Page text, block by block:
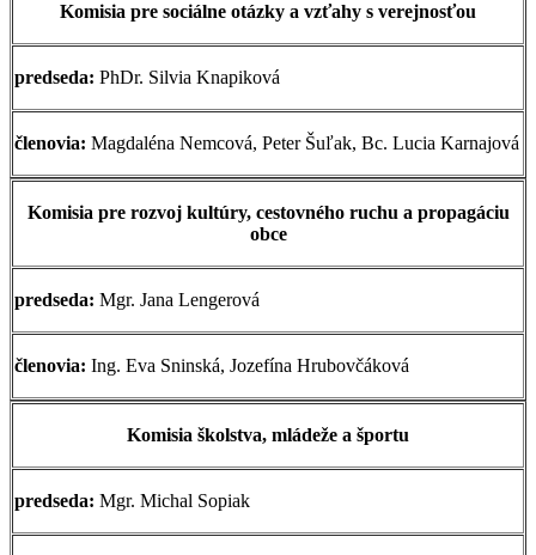
Komisia pre sociálne otázky a vzťahy s verejnosťou
predseda: PhDr. Silvia Knapiková
členovia: Magdaléna Nemcová, Peter Šuľak, Bc. Lucia Karnajová
Komisia pre rozvoj kultúry, cestovného ruchu a propagáciu
obce
predseda: Mgr. Jana Lengerová
členovia: Ing. Eva Sninská, Jozefína Hrubovčáková
Komisia školstva, mládeže a športu
predseda: Mgr. Michal Sopiak